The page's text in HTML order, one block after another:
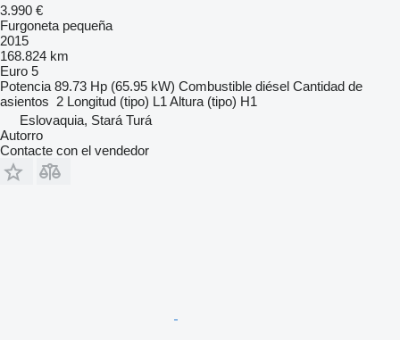
3.990 €
Furgoneta pequeña
2015
168.824 km
Euro 5
Potencia 89.73 Hp (65.95 kW) Combustible diésel Cantidad de
asientos 2 Longitud (tipo) L1 Altura (tipo) H1
Eslovaquia, Stará Turá
Autorro
Contacte con el vendedor